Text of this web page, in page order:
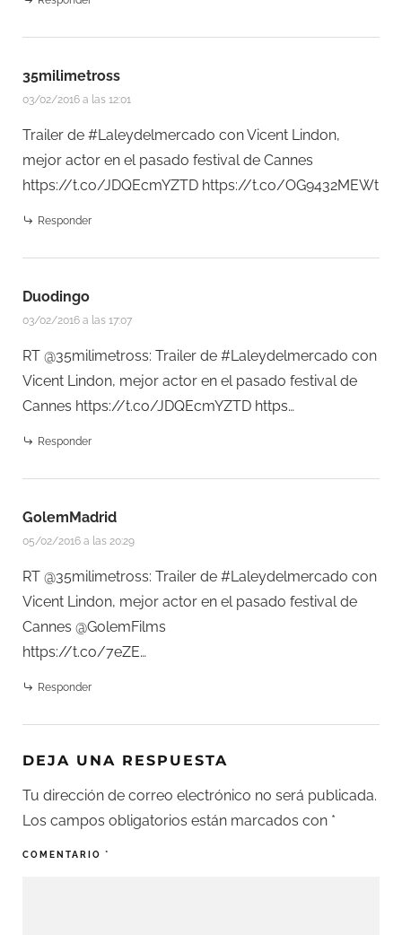
35milimetross
03/02/2016 a las 12:01
Trailer de #Laleydelmercado con Vicent Lindon,
mejor actor en el pasado festival de Cannes
https://t.co/JDQEcmYZTD https://t.co/OG9432MEWt
Responder
Duodingo
03/02/2016 a las 17:07
RT @35milimetross: Trailer de #Laleydelmercado con
Vicent Lindon, mejor actor en el pasado festival de
Cannes https://t.co/JDQEcmYZTD https…
Responder
GolemMadrid
05/02/2016 a las 20:29
RT @35milimetross: Trailer de #Laleydelmercado con
Vicent Lindon, mejor actor en el pasado festival de
Cannes @GolemFilms
https://t.co/7eZE…
Responder
DEJA UNA RESPUESTA
Tu dirección de correo electrónico no será publicada.
Los campos obligatorios están marcados con *
COMENTARIO *